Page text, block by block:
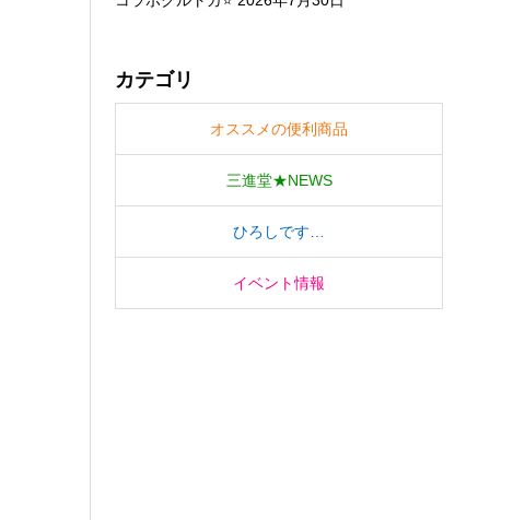
カテゴリ
オススメの便利商品
三進堂★NEWS
ひろしです…
イベント情報